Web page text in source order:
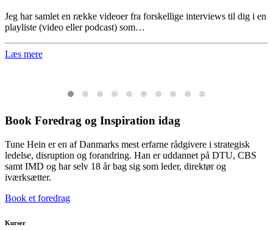
Jeg har samlet en række videoer fra forskellige interviews til dig i en
playliste (video eller podcast) som…
Læs mere
Book Foredrag og Inspiration idag
Tune Hein er en af Danmarks mest erfarne rådgivere i strategisk
ledelse, disruption og forandring. Han er uddannet på DTU, CBS
samt IMD og har selv 18 år bag sig som leder, direktør og
iværksætter.
Book et foredrag
Kurser